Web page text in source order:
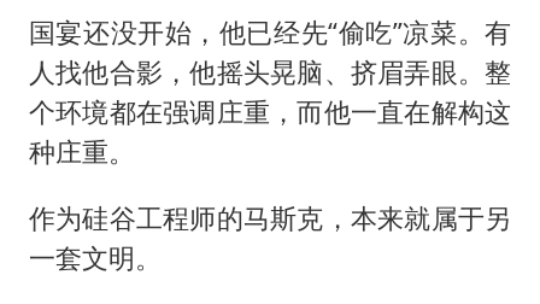
国宴还没开始，他已经先“偷吃”凉菜。有
人找他合影，他摇头晃脑、挤眉弄眼。整
个环境都在强调庄重，而他一直在解构这
种庄重。
作为硅谷工程师的马斯克，本来就属于另
一套文明。